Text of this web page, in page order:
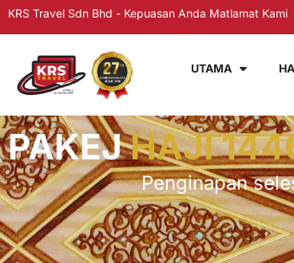
KRS Travel Sdn Bhd - Kepuasan Anda Matlamat Kami
UTAMA
PAKEJHAJI
Penginapan